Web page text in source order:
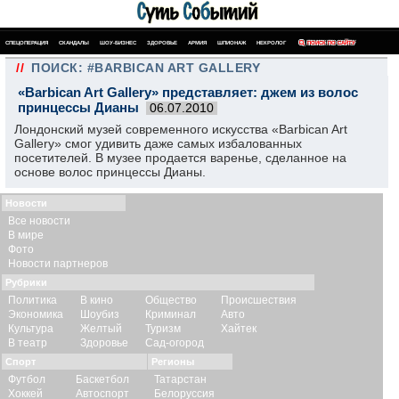
СПЕЦОПЕРАЦИЯ СКАНДАЛЫ ШОУ-БИЗНЕС ЗДОРОВЬЕ АРМИЯ ШПИОНАЖ НЕКРОЛОГ ПОИСК ПО САЙТУ
// ПОИСК: #BARBICAN ART GALLERY
«Barbican Art Gallery» представляет: джем из волос
принцессы Дианы
06.07.2010
Лондонский музей современного искусства «Barbican Art
Gallery» смог удивить даже самых избалованных
посетителей. В музее продается варенье, сделанное на
основе волос принцессы Дианы.
Новости
Все новости
В мире
Фото
Новости партнеров
Рубрики
Политика
Экономика
Культура
В театр
В кино
Шоубиз
Желтый
Здоровье
Общество
Криминал
Туризм
Сад-огород
Происшествия
Авто
Хайтек
Спорт
Футбол
Хоккей
Баскетбол
Автоспорт
Регионы
Татарстан
Белоруссия